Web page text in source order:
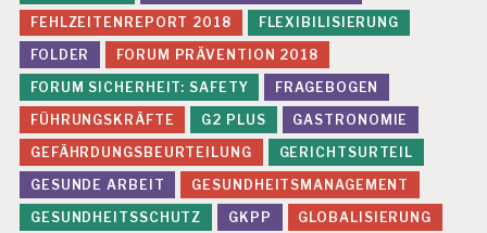
FEHLZEITENREPORT 2018
FLEXIBILISIERUNG
FOLDER
FORUM PRÄVENTION 2018
FORUM SICHERHEIT: SAFETY
FRAGEBOGEN
FÜHRUNGSKRÄFTE
G2 PLUS
GASTRONOMIE
GEFÄHRDUNGSBEURTEILUNG
GERICHTSURTEIL
GESUNDE ARBEIT
GESUNDHEITSMANAGEMENT
GESUNDHEITSSCHUTZ
GKPP
GLOBALISIERUNG